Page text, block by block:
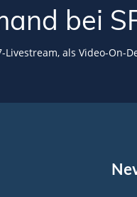
bei
Livestream, als Video-On-